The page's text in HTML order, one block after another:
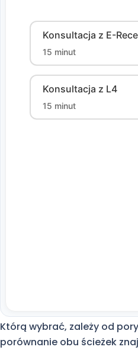
Którą wybrać, zależy od
porównanie obu ścieżek